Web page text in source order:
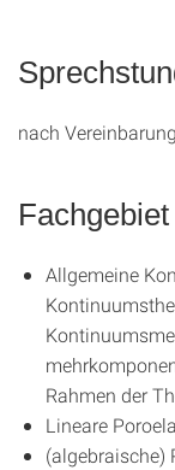
nach Vereinbarung
Fachgebiet
Allgemeine
Rahmen der
Lineare
(algebraische)